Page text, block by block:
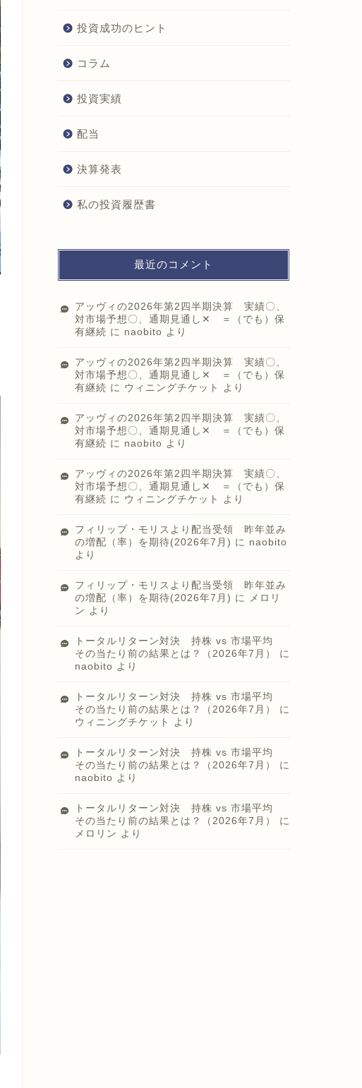
投資成功のヒント
コラム
投資実績
配当
決算発表
私の投資履歴書
最近のコメント
アッヴィの2026年第2四半期決算 実績〇、
対市場予想〇、通期見通し✕ ＝（でも）保
有継続 に naobito より
アッヴィの2026年第2四半期決算 実績〇、
対市場予想〇、通期見通し✕ ＝（でも）保
有継続 に ウィニングチケット より
アッヴィの2026年第2四半期決算 実績〇、
対市場予想〇、通期見通し✕ ＝（でも）保
有継続 に naobito より
アッヴィの2026年第2四半期決算 実績〇、
対市場予想〇、通期見通し✕ ＝（でも）保
有継続 に ウィニングチケット より
フィリップ・モリスより配当受領 昨年並み
の増配（率）を期待(2026年7月) に naobito
より
フィリップ・モリスより配当受領 昨年並み
の増配（率）を期待(2026年7月) に メロリ
ン より
トータルリターン対決 持株 vs 市場平均
その当たり前の結果とは？（2026年7月）
に
naobito より
トータルリターン対決 持株 vs 市場平均
その当たり前の結果とは？（2026年7月）
に
ウィニングチケット
より
トータルリターン対決 持株 vs 市場平均
その当たり前の結果とは？（2026年7月）
に
naobito より
トータルリターン対決 持株 vs 市場平均
その当たり前の結果とは？（2026年7月）
に
メロリン より